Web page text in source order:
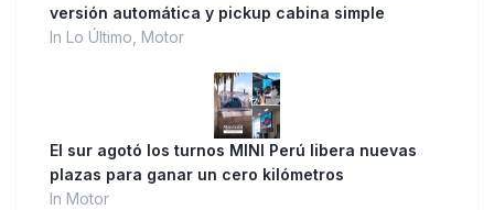
versión automática y pickup cabina simple
In Lo Último, Motor
El sur agotó los turnos MINI Perú libera nuevas
plazas para ganar un cero kilómetros
In Motor